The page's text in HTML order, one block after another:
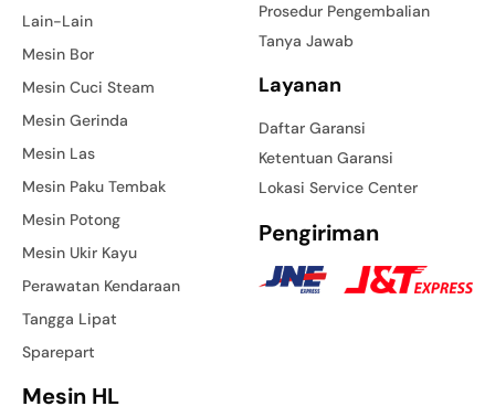
Lain-Lain
Mesin Bor
Mesin Cuci Steam
Mesin Gerinda
Mesin Las
Mesin Paku Tembak
Mesin Potong
Mesin Ukir Kayu
Perawatan Kendaraan
Tangga Lipat
Sparepart
Prosedur Pengembalian
Tanya Jawab
Layanan
Daftar Garansi
Ketentuan Garansi
Lokasi Service Center
Pengiriman
Mesin HL